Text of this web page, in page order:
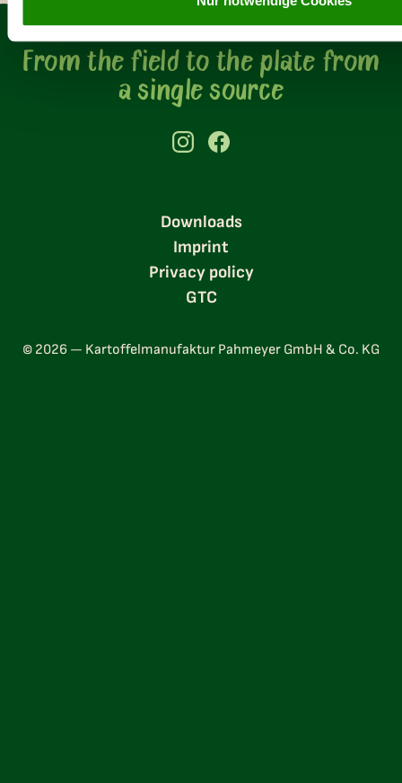
From the field to the plate from
a single source
Downloads
Imprint
Privacy policy
GTC
© 2026 — Kartoffelmanufaktur Pahmeyer GmbH & Co. KG